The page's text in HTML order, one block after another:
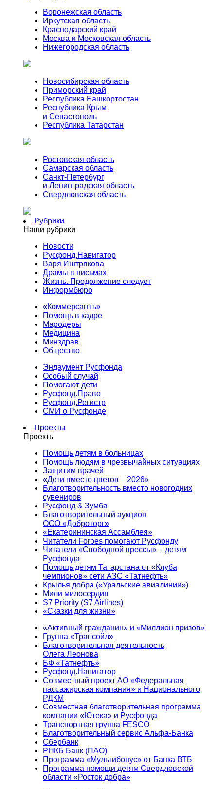
Воронежская область
Иркутская область
Краснодарский край
Москва и Московская область
Нижегородская область
Новосибирская область
Приморский край
Республика Башкортостан
Республика Крым
и Севастополь
Республика Татарстан
Ростовская область
Самарская область
Санкт-Петербург
и Ленинградская область
Свердловская область
Рубрики
Наши рубрики
Новости
Русфонд.Навигатор
Варя Иштрякова
Драмы в письмах
Жизнь. Продолжение следует
Информбюро
«Коммерсантъ»
Помощь в кадре
Мародеры
Медицина
Минздрав
Общество
Эндаумент Русфонда
Особый случай
Помогают дети
Русфонд.Право
Русфонд.Регистр
СМИ о Русфонде
Проекты
Проекты
Помощь детям в больницах
Помощь людям в чрезвычайных ситуациях
Защитим врачей
«Дети вместо цветов – 2026»
Благотворительность вместо новогодних
сувениров
Русфонд & Зумба
Благотворительный аукцион
ООО «Доброторг»
«Екатерининская Ассамблея»
Читатели Forbes помогают Русфонду
Читатели «Свободной прессы» – детям
Русфонда
Помощь детям Татарстана от «Клуба
чемпионов» сети АЗС «Татнефть»
Крылья добра («Уральские авиалинии»)
Мили милосердия
S7 Priority (S7 Airlines)
«Сказки для жизни»
«Активный гражданин» и «Миллион призов»
Группа «Трансойл»
Благотворительная деятельность
Олега Леонова
БФ «Татнефть»
Русфонд.Навигатор
Совместный проект АО «Федеральная
пассажирская компания» и Национального
РДКМ
Совместная благотворительная программа
компании «Ютека» и Русфонда
Транспортная группа FESCO
Благотворительный сервис Альфа-Банка
Сбербанк
РНКБ Банк (ПАО)
Программа «Мультибонус» от Банка ВТБ
Программа помощи детям Свердловской
области «Росток добра»